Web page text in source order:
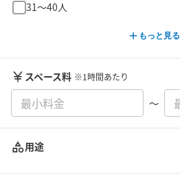
31〜40人
もっと見る
スペース料 ※1時間あたり
〜
用途